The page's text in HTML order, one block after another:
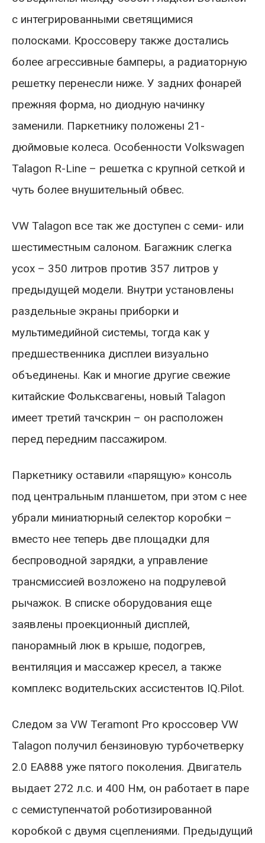
с интегрированными светящимися
полосками. Кроссоверу также достались
более агрессивные бамперы, а радиаторную
решетку перенесли ниже. У задних фонарей
прежняя форма, но диодную начинку
заменили. Паркетнику положены 21-
дюймовые колеса. Особенности Volkswagen
Talagon R-Line – решетка с крупной сеткой и
чуть более внушительный обвес.
VW Talagon все так же доступен с семи- или
шестиместным салоном. Багажник слегка
усох – 350 литров против 357 литров у
предыдущей модели. Внутри установлены
раздельные экраны приборки и
мультимедийной системы, тогда как у
предшественника дисплеи визуально
объединены. Как и многие другие свежие
китайские Фольксвагены, новый Talagon
имеет третий тачскрин – он расположен
перед передним пассажиром.
Паркетнику оставили «парящую» консоль
под центральным планшетом, при этом с нее
убрали миниатюрный селектор коробки –
вместо нее теперь две площадки для
беспроводной зарядки, а управление
трансмиссией возложено на подрулевой
рычажок. В списке оборудования еще
заявлены проекционный дисплей,
панорамный люк в крыше, подогрев,
вентиляция и массажер кресел, а также
комплекс водительских ассистентов IQ.Pilot.
Следом за VW Teramont Pro кроссовер VW
Talagon получил бензиновую турбочетверку
2.0 EA888 уже пятого поколения. Двигатель
выдает 272 л.с. и 400 Нм, он работает в паре
с семиступенчатой роботизированной
коробкой с двумя сцеплениями. Предыдущий